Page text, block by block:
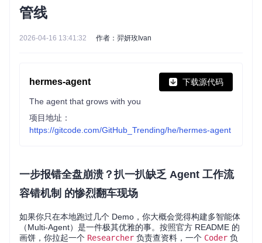
管线
2026-04-16 13:41:32 作者：羿妍玫Ivan
hermes-agent 下载源代码
The agent that grows with you
项目地址：
https://gitcode.com/GitHub_Trending/he/hermes-agent
一步报错全盘崩溃？扒一扒缺乏 Agent 工作流
容错机制 的惨烈翻车现场
如果你只在本地跑过几个 Demo，你大概会觉得构建多智能体
（Multi-Agent）是一件极其优雅的事。按照官方 README 的
画饼，你拉起一个 Researcher 负责查资料，一个 Coder 负